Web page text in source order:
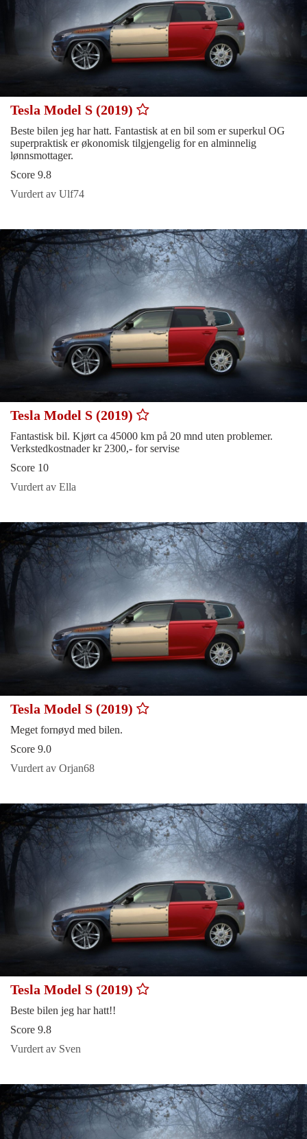
Tesla Model S (2019)
Beste bilen jeg har hatt. Fantastisk at en bil som er superkul OG
superpraktisk er økonomisk tilgjengelig for en alminnelig
lønnsmottager.
Score 9.8
Vurdert av Ulf74
Tesla Model S (2019)
Fantastisk bil. Kjørt ca 45000 km på 20 mnd uten problemer.
Verkstedkostnader kr 2300,- for servise
Score 10
Vurdert av Ella
Tesla Model S (2019)
Meget fornøyd med bilen.
Score 9.0
Vurdert av Orjan68
Tesla Model S (2019)
Beste bilen jeg har hatt!!
Score 9.8
Vurdert av Sven